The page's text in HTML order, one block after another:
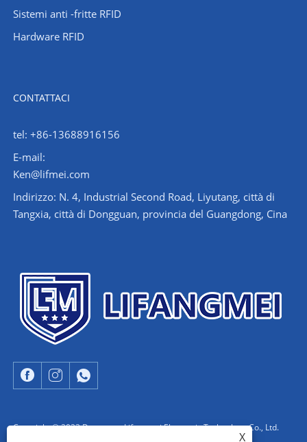
Sistemi anti -fritte RFID
Hardware RFID
CONTATTACI
tel: +86-13688916156
E-mail:
Ken@lifmei.com
Indirizzo: N. 4, Industrial Second Road, Liyutang, città di
Tangxia, città di Dongguan, provincia del Guangdong, Cina
Copyright © 2023 Dongguan Lifangmei Electronic Technology Co., Ltd.
X